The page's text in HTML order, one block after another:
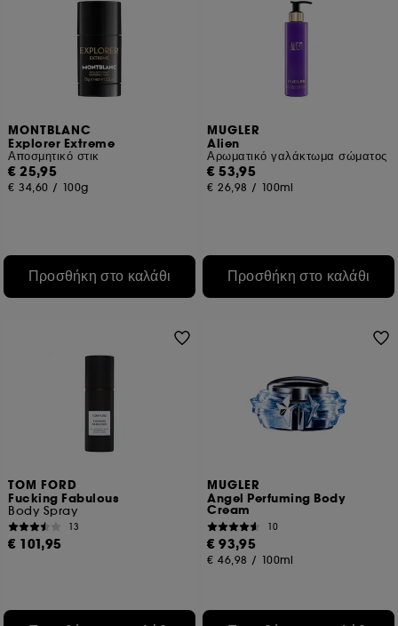
MONTBLANC
Explorer Extreme
Αποσμητικό στικ
€ 25,95
€ 34,60 / 100g
Προσθήκη στο καλάθι
MUGLER
Alien
Αρωματικό γαλάκτωμα σώματος
€ 53,95
€ 26,98 / 100ml
Προσθήκη στο καλάθι
TOM FORD
Fucking Fabulous
Body Spray
13
€ 101,95
MUGLER
Angel Perfuming Body
Cream
10
€ 93,95
€ 46,98 / 100ml